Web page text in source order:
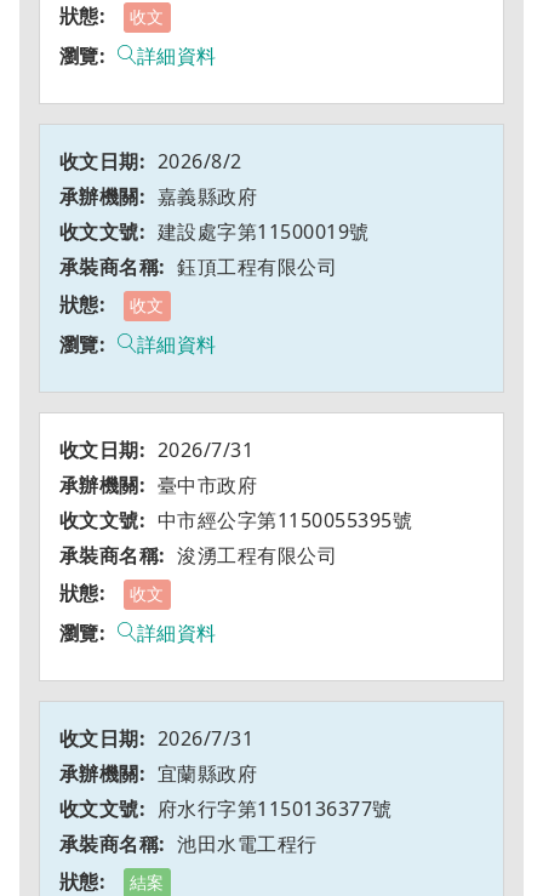
收文
詳細資料
2026/8/2
嘉義縣政府
建設處字第11500019號
鈺頂工程有限公司
收文
詳細資料
2026/7/31
臺中市政府
中市經公字第1150055395號
浚湧工程有限公司
收文
詳細資料
2026/7/31
宜蘭縣政府
府水行字第1150136377號
池田水電工程行
結案